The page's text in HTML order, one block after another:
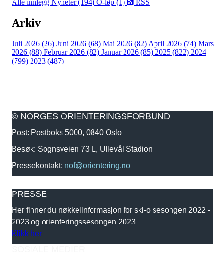
Alle innlegg Nyheter (194) O-løp (1) RSS
Arkiv
Juli 2026 (26) Juni 2026 (68) Mai 2026 (82) April 2026 (74) Mars
2026 (88) Februar 2026 (82) Januar 2026 (85) 2025 (822) 2024
(799) 2023 (487)
© NORGES ORIENTERINGSFORBUND
Post: Postboks 5000, 0840 Oslo
Besøk: Sognsveien 73 L, Ullevål Stadion
Pressekontakt: nof@orientering.no
PRESSE
Her finner du nøkkelinformasjon for ski-o sesongen 2022 -
2023 og orienteringssesongen 2023.
Klikk her